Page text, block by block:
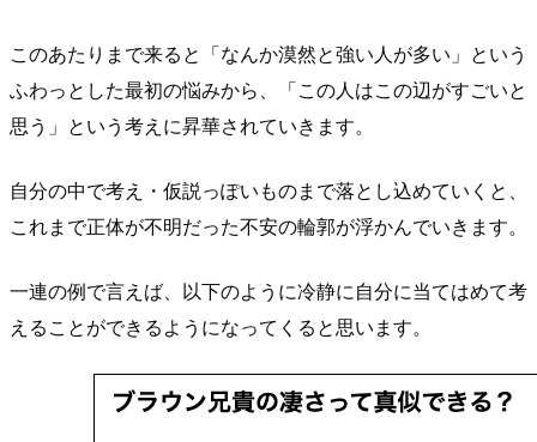
このあたりまで来ると「なんか漠然と強い人が多い」という
ふわっとした最初の悩みから、「この人はこの辺がすごいと
思う」という考えに昇華されていきます。
自分の中で考え・仮説っぽいものまで落とし込めていくと、
これまで正体が不明だった不安の輪郭が浮かんでいきます。
一連の例で言えば、以下のように冷静に自分に当てはめて考
えることができるようになってくると思います。